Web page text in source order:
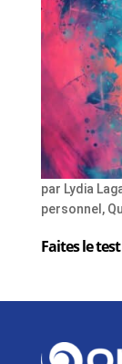
Faites le
par Lydia
personnel ,